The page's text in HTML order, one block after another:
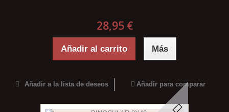
28,95 €
Añadir al carrito Más
Añadir a la lista de deseos Añadir para comparar